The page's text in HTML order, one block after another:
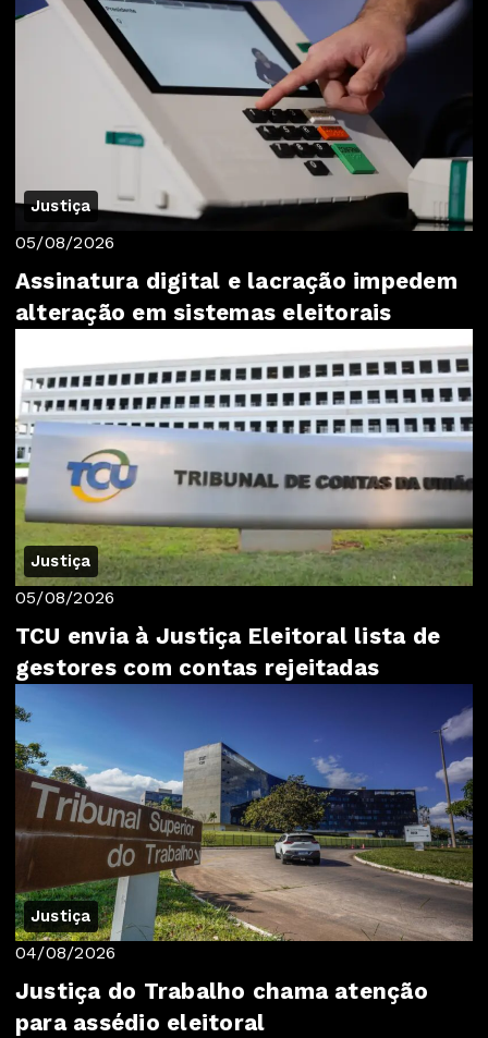
Justiça
05/08/2026
Assinatura digital e lacração impedem
alteração em sistemas eleitorais
Justiça
05/08/2026
TCU envia à Justiça Eleitoral lista de
gestores com contas rejeitadas
Justiça
04/08/2026
Justiça do Trabalho chama atenção
para assédio eleitoral